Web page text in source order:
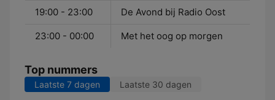
19:00 - 23:00 De Avond bij Radio Oost
23:00 - 00:00 Met het oog op morgen
Top nummers
Laatste 7 dagen Laatste 30 dagen